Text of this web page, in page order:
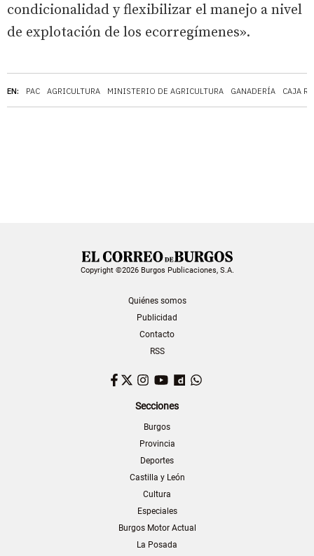
EN: PAC AGRICULTURA MINISTERIO DE AGRICULTURA GANADERÍA CAJA
condicionalidad y flexibilizar el manejo a nivel
de explotación de los ecorregímenes».
Copyright ©2026 Burgos Publicaciones, S.A.
Quiénes somos
Publicidad
Contacto
RSS
Facebook
TwitterInstagram
YouTubeDailymotion
Secciones
Burgos
Provincia
Deportes
Castilla y León
Cultura
Especiales
Burgos Motor Actual
La Posada